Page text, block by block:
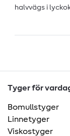
halvvägs i
Tyger för
Bomullstyger
Linnetyger
Viskostyger